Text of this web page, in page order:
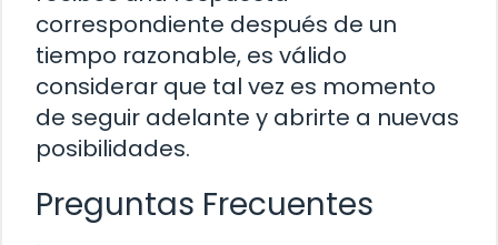
correspondiente después de un
tiempo razonable, es válido
considerar que tal vez es momento
de seguir adelante y abrirte a nuevas
posibilidades.
Preguntas Frecuentes